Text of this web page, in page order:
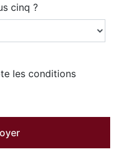
cinq ?
les conditions